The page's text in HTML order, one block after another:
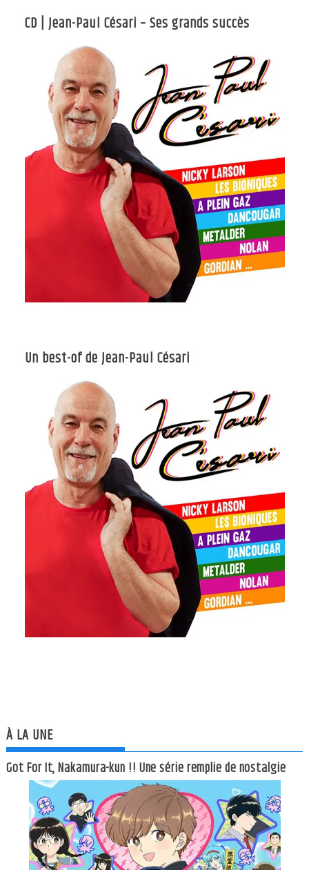
CD | Jean-Paul Césari – Ses grands succès
Un best-of de Jean-Paul Césari
À LA UNE
Got For It, Nakamura-kun !! Une série remplie de nostalgie